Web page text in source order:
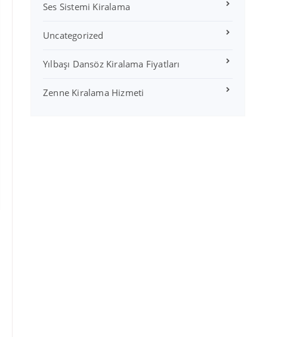
Ses Sistemi Kiralama
Uncategorized
Yılbaşı Dansöz Kiralama Fiyatları
Zenne Kiralama Hizmeti